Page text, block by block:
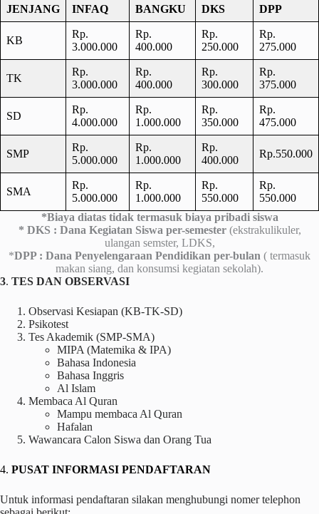
JENJANG INFAQ BANGKU DKS DPP
KB
Rp.
3.000.000
Rp.
400.000
Rp.
250.000
Rp.
275.000
TK
Rp.
3.000.000
Rp.
400.000
Rp.
300.000
Rp.
375.000
SD
Rp.
4.000.000
Rp.
1.000.000
Rp.
350.000
Rp.
475.000
SMP
Rp.
5.000.000
Rp.
1.000.000
Rp.
400.000
Rp.550.000
SMA
Rp.
5.000.000
Rp.
1.000.000
Rp.
550.000
Rp.
550.000
*Biaya diatas tidak termasuk biaya pribadi siswa
* DKS : Dana Kegiatan Siswa per-semester (ekstrakulikuler,
ulangan semster, LDKS,
*DPP : Dana Penyelengaraan Pendidikan per-bulan ( termasuk
makan siang, dan konsumsi kegiatan sekolah).
3. TES DAN OBSERVASI
Observasi Kesiapan (KB-TK-SD)
Psikotest
Tes Akademik (SMP-SMA)
MIPA (Matemika & IPA)
Bahasa Indonesia
Bahasa Inggris
Al Islam
Membaca Al Quran
Mampu membaca Al Quran
Hafalan
Wawancara Calon Siswa dan Orang Tua
4. PUSAT INFORMASI PENDAFTARAN
Untuk informasi pendaftaran silakan menghubungi nomer telephon